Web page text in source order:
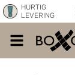
HURTIG
LEVERING